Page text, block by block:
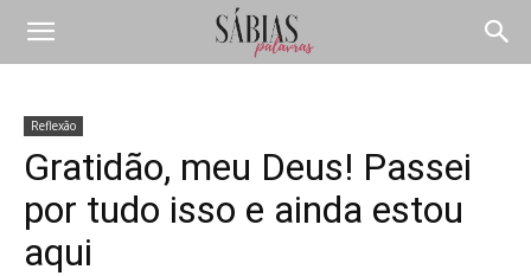
Reflexão
Gratidão, meu Deus! Passei
por tudo isso e ainda estou
aqui